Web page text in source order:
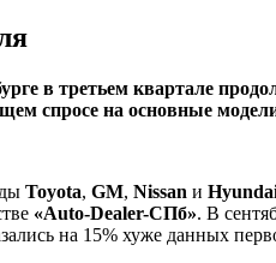
в третьем квартале
спросе на основные
Toyota, GM, Nissan и
«Auto-Dealer-СПб». В
на 15% хуже данных